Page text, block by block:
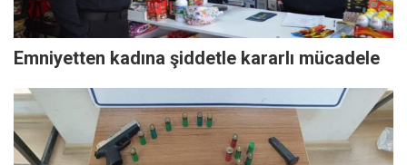
Emniyetten kadına şiddetle kararlı mücadele